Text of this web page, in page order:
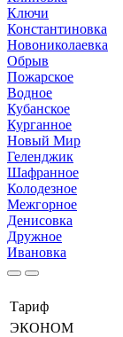
Ключи
Константиновка
Новониколаевка
Обрыв
Пожарское
Водное
Кубанское
Курганное
Новый Мир
Геленджик
Шафранное
Колодезное
Межгорное
Денисовка
Дружное
Ивановка
Тариф
ЭКОНОМ